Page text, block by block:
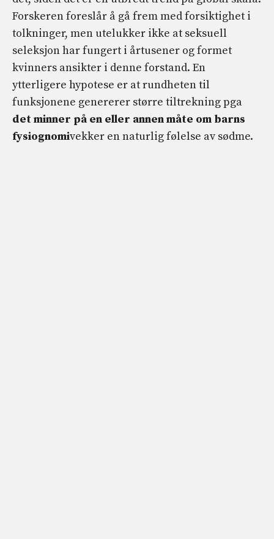
Forskeren foreslår å gå frem med forsiktighet i
tolkninger, men utelukker ikke at seksuell
seleksjon har fungert i årtusener og formet
kvinners ansikter i denne forstand. En
ytterligere hypotese er at rundheten til
funksjonene genererer større tiltrekning pga
det minner på en eller annen måte om barns
fysiognomivekker en naturlig følelse av sødme.